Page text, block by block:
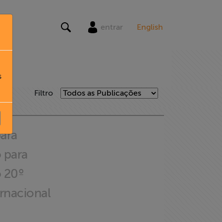
entrar English
Filtro
para
20º